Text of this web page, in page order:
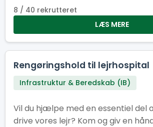
8 / 40 rekrutteret
LÆS MERE
Rengøringshold til lejrhospital
Infrastruktur & Beredskab (IB)
Vil du hjælpe med en essentiel del
drive vores lejr? Kom og giv en